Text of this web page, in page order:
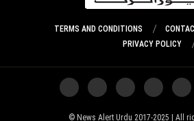
TERMS AND CONDITIONS
PRIVACY POLICY
News Alert Urdu 2017-2025 | All